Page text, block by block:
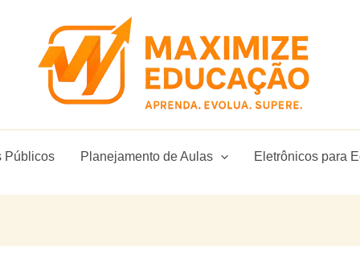
Públicos Planejamento de Aulas Eletrônicos para